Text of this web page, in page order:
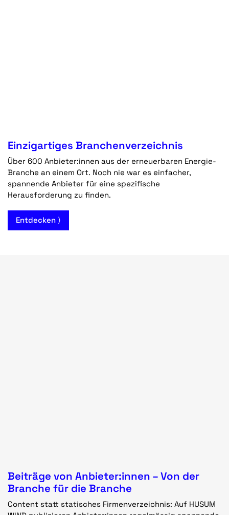
Einzigartiges Branchenverzeichnis
Über 600 Anbieter:innen aus der erneuerbaren Energie-
Branche an einem Ort. Noch nie war es einfacher,
spannende Anbieter für eine spezifische
Herausforderung zu finden.
Entdecken ⟩
Beiträge von Anbieter:innen – Von der
Branche für die Branche
Content statt statisches Firmenverzeichnis: Auf HUSUM